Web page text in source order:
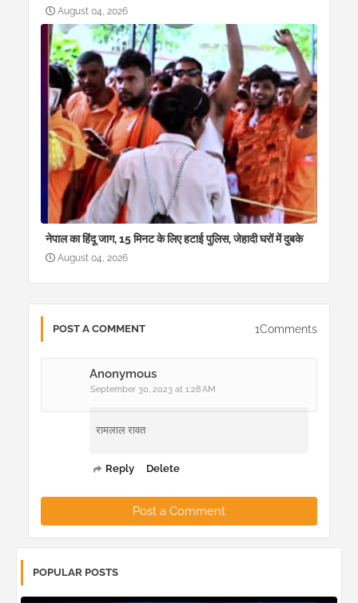
August 04, 2026
नेपाल का हिंदू जाग, 15 मिनट के लिए हटाई पुलिस, जेहादी घरों में दुबके
August 04, 2026
POST A COMMENT 1Comments
Anonymous
September 30, 2023 at 1:28 AM
रामलाल रावत
Reply Delete
Post a Comment
POPULAR POSTS